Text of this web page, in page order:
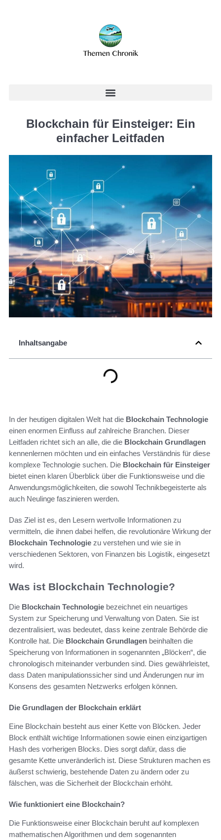
Blockchain für Einsteiger: Ein
einfacher Leitfaden
Inhaltsangabe
In der heutigen digitalen Welt hat die Blockchain Technologie
einen enormen Einfluss auf zahlreiche Branchen. Dieser
Leitfaden richtet sich an alle, die die Blockchain Grundlagen
kennenlernen möchten und ein einfaches Verständnis für diese
komplexe Technologie suchen. Die Blockchain für Einsteiger
bietet einen klaren Überblick über die Funktionsweise und die
Anwendungsmöglichkeiten, die sowohl Technikbegeisterte als
auch Neulinge faszinieren werden.
Das Ziel ist es, den Lesern wertvolle Informationen zu
vermitteln, die ihnen dabei helfen, die revolutionäre Wirkung der
Blockchain Technologie zu verstehen und wie sie in
verschiedenen Sektoren, von Finanzen bis Logistik, eingesetzt
wird.
Was ist Blockchain Technologie?
Die Blockchain Technologie bezeichnet ein neuartiges
System zur Speicherung und Verwaltung von Daten. Sie ist
dezentralisiert, was bedeutet, dass keine zentrale Behörde die
Kontrolle hat. Die Blockchain Grundlagen beinhalten die
Speicherung von Informationen in sogenannten „Blöcken“, die
chronologisch miteinander verbunden sind. Dies gewährleistet,
dass Daten manipulationssicher sind und Änderungen nur im
Konsens des gesamten Netzwerks erfolgen können.
Die Grundlagen der Blockchain erklärt
Eine Blockchain besteht aus einer Kette von Blöcken. Jeder
Block enthält wichtige Informationen sowie einen einzigartigen
Hash des vorherigen Blocks. Dies sorgt dafür, dass die
gesamte Kette unveränderlich ist. Diese Strukturen machen es
äußerst schwierig, bestehende Daten zu ändern oder zu
fälschen, was die Sicherheit der Blockchain erhöht.
Wie funktioniert eine Blockchain?
Die Funktionsweise einer Blockchain beruht auf komplexen
mathematischen Algorithmen und dem sogenannten